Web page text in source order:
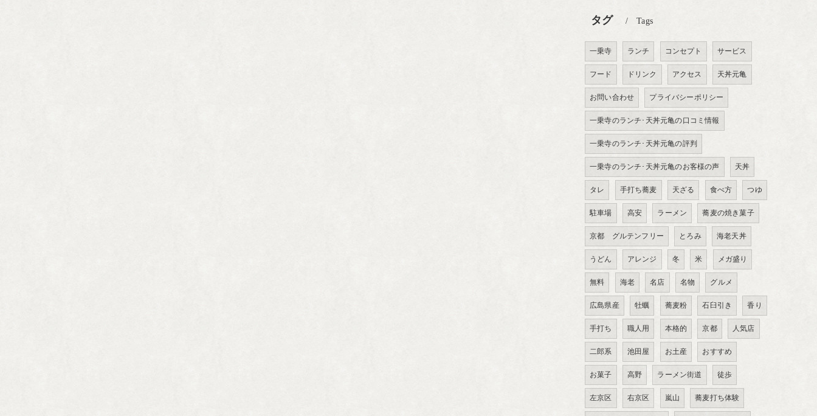
タグ Tags
一乗寺 ランチ コンセプト サービス
フード ドリンク アクセス 天丼元亀
お問い合わせ プライバシーポリシー
一乗寺のランチ･天丼元亀の口コミ情報
一乗寺のランチ･天丼元亀の評判
一乗寺のランチ･天丼元亀のお客様の声 天丼
タレ 手打ち蕎麦 天ざる 食べ方 つゆ
駐車場 高安 ラーメン 蕎麦の焼き菓子
京都 グルテンフリー とろみ 海老天丼
うどん アレンジ 冬 米 メガ盛り
無料 海老 名店 名物 グルメ
広島県産 牡蠣 蕎麦粉 石臼引き 香り
手打ち 職人用 本格的 京都 人気店
二郎系 池田屋 お土産 おすすめ
お菓子 高野 ラーメン街道 徒歩
左京区 右京区 嵐山 蕎麦打ち体験